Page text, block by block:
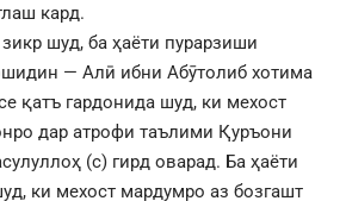
кард.
шуд, ба ҳаёти пурарзиши
— Алӣ ибни Абӯтолиб хотима
қатъ гардонида шуд, ки мехост
дар атрофи таълими Қуръони
(с) гирд оварад. Ба ҳаёти
ки мехост мардумро аз бозгашт